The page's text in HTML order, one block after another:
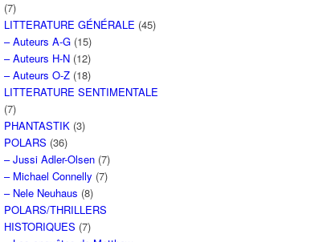
(7)
LITTERATURE GÉNÉRALE (45)
– Auteurs A-G (15)
– Auteurs H-N (12)
– Auteurs O-Z (18)
LITTERATURE SENTIMENTALE
(7)
PHANTASTIK (3)
POLARS (36)
– Jussi Adler-Olsen (7)
– Michael Connelly (7)
– Nele Neuhaus (8)
POLARS/THRILLERS
HISTORIQUES (7)